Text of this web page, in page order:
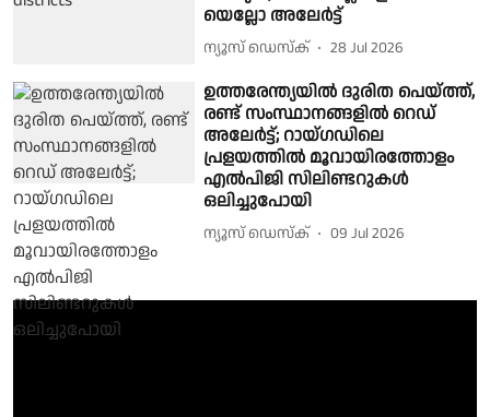
യെല്ലോ അലേർട്ട്
ന്യൂസ് ഡെസ്ക് 28 Jul 2026
ഉത്തരേന്ത്യയിൽ ദുരിത പെയ്ത്ത്,
രണ്ട് സംസ്ഥാനങ്ങളിൽ റെഡ്
അലേർട്ട്; റായ്ഗഡിലെ
പ്രളയത്തിൽ മൂവായിരത്തോളം
എൽപിജി സിലിണ്ടറുകൾ
ഒലിച്ചുപോയി
ന്യൂസ് ഡെസ്ക് 09 Jul 2026